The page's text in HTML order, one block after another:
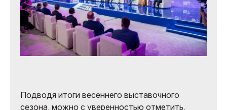
Подводя итоги весеннего выставочного
сезона, можно с уверенностью отметить,